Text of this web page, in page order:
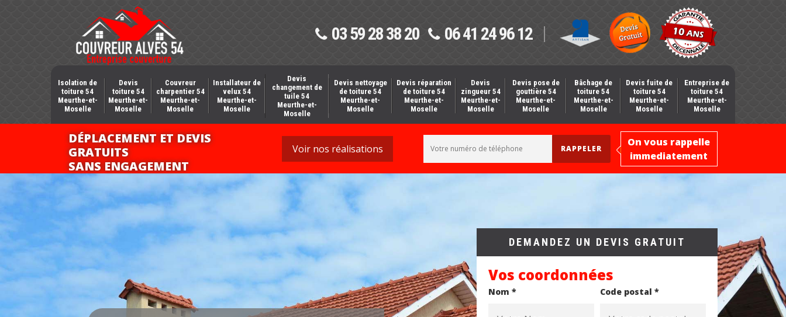
03 59 28 38 20 06 41 24 96 12
Isolation de
toiture 54
Meurthe-et-
Moselle
Devis
toiture 54
Meurthe-et-
Moselle
Couvreur
charpentier 54
Meurthe-et-
Moselle
Installateur de
velux 54
Meurthe-et-
Moselle
Devis
changement de
tuile 54
Meurthe-et-
Moselle
Devis nettoyage
de toiture 54
Meurthe-et-
Moselle
Devis réparation
de toiture 54
Meurthe-et-
Moselle
Devis
zingueur 54
Meurthe-et-
Moselle
Devis pose de
gouttière 54
Meurthe-et-
Moselle
Bâchage de
toiture 54
Meurthe-et-
Moselle
Devis fuite de
toiture 54
Meurthe-et-
Moselle
Entreprise de
toiture 54
Meurthe-et-
Moselle
DÉPLACEMENT ET DEVIS
GRATUITS
SANS ENGAGEMENT
Voir nos réalisations
On vous rappelle
immediatement
DEMANDEZ UN DEVIS GRATUIT
Vos coordonnées
Nom * Code postal *